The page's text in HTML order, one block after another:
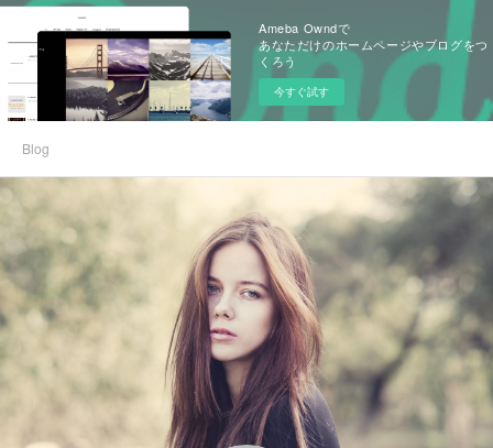
Ameba Owndで
あなただけのホームページやブログをつ
くろう
今すぐ試す
Blog